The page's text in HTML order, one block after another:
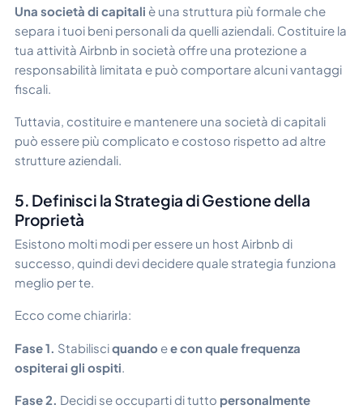
Una società di capitali è una struttura più formale che
separa i tuoi beni personali da quelli aziendali. Costituire la
tua attività Airbnb in società offre una protezione a
responsabilità limitata e può comportare alcuni vantaggi
fiscali.
Tuttavia, costituire e mantenere una società di capitali
può essere più complicato e costoso rispetto ad altre
strutture aziendali.
5. Definisci la Strategia di Gestione della
Proprietà
Esistono molti modi per essere un host Airbnb di
successo, quindi devi decidere quale strategia funziona
meglio per te.
Ecco come chiarirla:
Fase 1. Stabilisciquando ee con quale frequenza
ospiterai gli ospiti
Fase 2. Decidi se occuparti di tutto personalmente